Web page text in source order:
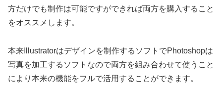
方だけでも制作は可能ですができれば両方を購入すること
をオススメします。
本来Illustratorはデザインを制作するソフトでPhotoshopは
写真を加工するソフトなので両方を組み合わせて使うこと
により本来の機能をフルで活用することができます。